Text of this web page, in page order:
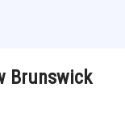
Brunswick